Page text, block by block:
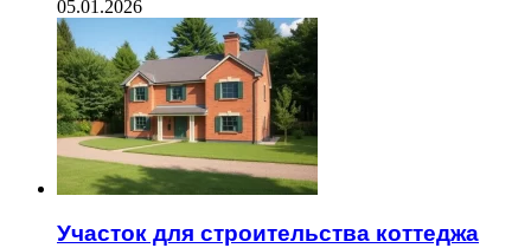
05.01.2026
Участок для строительства коттеджа